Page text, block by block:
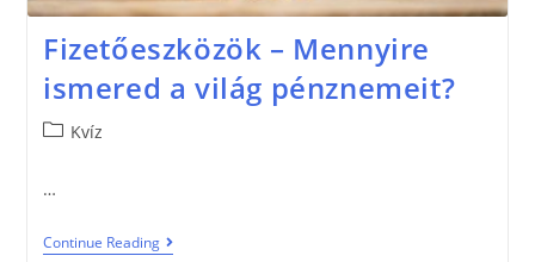
Fizetőeszközök – Mennyire
ismered a világ pénznemeit?
Kvíz
…
Continue Reading